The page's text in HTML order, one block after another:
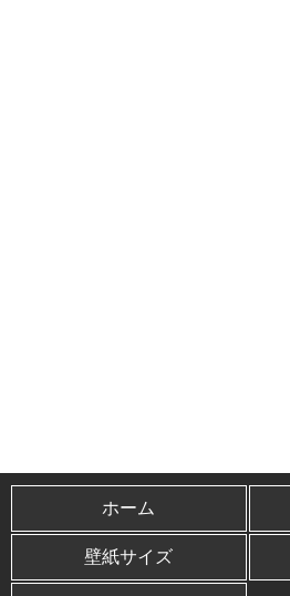
ホーム
壁紙サイズ